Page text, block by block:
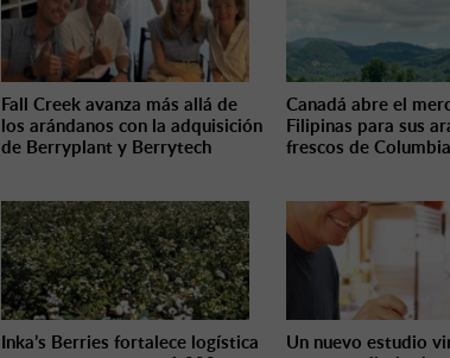
Fall Creek avanza más allá de
los arándanos con la adquisición
de Berryplant y Berrytech
Canadá abre el
Filipinas para sus
frescos de
Inka’s Berries fortalece logística
Un nuevo estudio